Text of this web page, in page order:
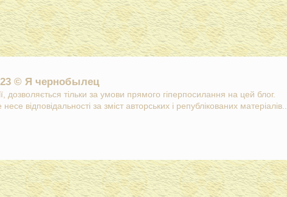
© Я чернобылец
дозволяється тільки за умови прямого гіперпосилання на цей блог.
відповідальності за зміст авторських і републікованих матеріалів..